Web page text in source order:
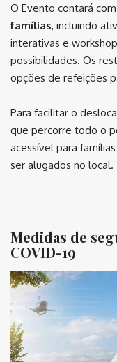
O Evento contará com
famílias, incluindo
interativas e
possibilidades. Os
opções de refeições
Para facilitar o
que percorre todo o
acessível para
ser alugados no local.
Medidas de
COVID-19